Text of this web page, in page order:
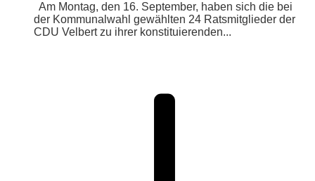
Am Montag, den 16. September, haben sich die bei
der Kommunalwahl gewählten 24 Ratsmitglieder der
CDU Velbert zu ihrer konstituierenden...